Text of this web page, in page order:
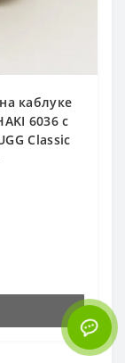
каблуке
6036 с
Classic